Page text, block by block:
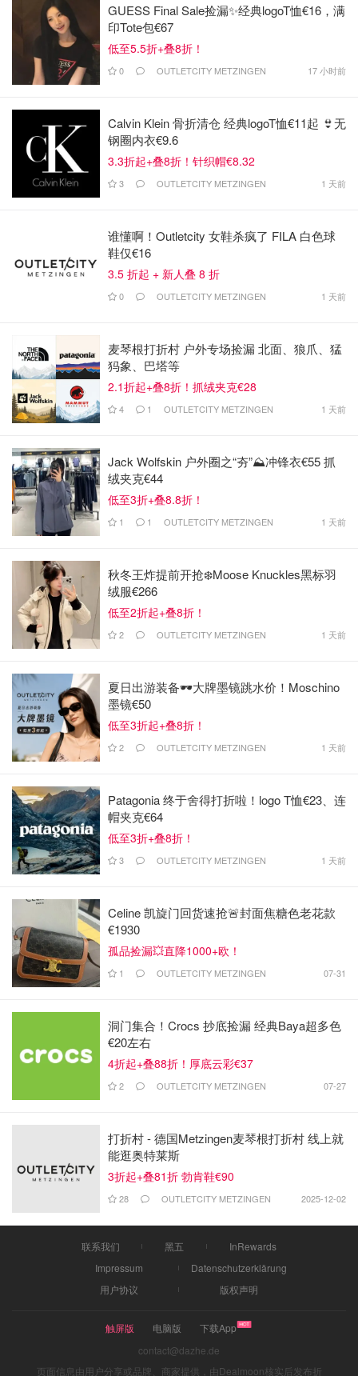
GUESS Final Sale捡漏✨经典logoT恤€16，满
印Tote包€67
低至5.5折+叠8折！
0 OUTLETCITY METZINGEN 17 小时前
Calvin Klein 骨折清仓 经典logoT恤€11起 👙无
钢圈内衣€9.6
3.3折起+叠8折！针织帽€8.32
3 OUTLETCITY METZINGEN 1 天前
谁懂啊！Outletcity 女鞋杀疯了 FILA 白色球
鞋仅€16
3.5 折起 + 新人叠 8 折
0 OUTLETCITY METZINGEN 1 天前
麦琴根打折村 户外专场捡漏 北面、狼爪、猛
犸象、巴塔等
2.1折起+叠8折！抓绒夹克€28
4 1 OUTLETCITY METZINGEN 1 天前
Jack Wolfskin 户外圈之“夯”⛰️冲锋衣€55 抓
绒夹克€44
低至3折+叠8.8折！
1 1 OUTLETCITY METZINGEN 1 天前
秋冬王炸提前开抢❄️Moose Knuckles黑标羽
绒服€266
低至2折起+叠8折！
2 OUTLETCITY METZINGEN 1 天前
夏日出游装备🕶️大牌墨镜跳水价！Moschino
墨镜€50
低至3折起+叠8折！
2 OUTLETCITY METZINGEN 1 天前
Patagonia 终于舍得打折啦！logo T恤€23、连
帽夹克€64
低至3折+叠8折！
3 OUTLETCITY METZINGEN 1 天前
Celine 凯旋门回货速抢🚨封面焦糖色老花款
€1930
孤品捡漏💥直降1000+欧！
1 OUTLETCITY METZINGEN 07-31
洞门集合！Crocs 抄底捡漏 经典Baya超多色
€20左右
4折起+叠88折！厚底云彩€37
2 OUTLETCITY METZINGEN 07-27
打折村 - 德国Metzingen麦琴根打折村 线上就
能逛奥特莱斯
3折起+叠81折 勃肯鞋€90
28 OUTLETCITY METZINGEN 2025-12-02
联系我们 黑五
InRewards
Impressum
Datenschutzerklärung
用户协议
版权声明
触屏版 电脑版
下载App
contact@dazhe.de
页面信息由用户分享或品牌、商家提供，由Dealmoon核实后发布折